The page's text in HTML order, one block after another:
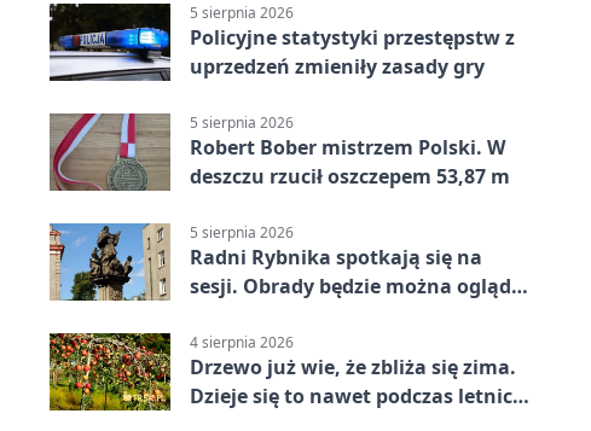
5 sierpnia 2026
Policyjne statystyki przestępstw z
uprzedzeń zmieniły zasady gry
5 sierpnia 2026
Robert Bober mistrzem Polski. W
deszczu rzucił oszczepem 53,87 m
5 sierpnia 2026
Radni Rybnika spotkają się na
sesji. Obrady będzie można oglądać
4 sierpnia 2026
Drzewo już wie, że zbliża się zima.
Dzieje się to nawet podczas letnich